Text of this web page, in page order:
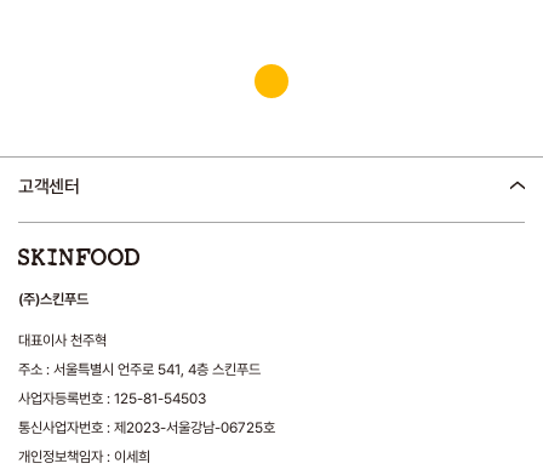
고객센터
(주)스킨푸드
대표이사 천주혁
주소 : 서울특별시 언주로 541, 4층 스킨푸드
사업자등록번호 : 125-81-54503
통신사업자번호 : 제2023-서울강남-06725호
개인정보책임자 : 이세희